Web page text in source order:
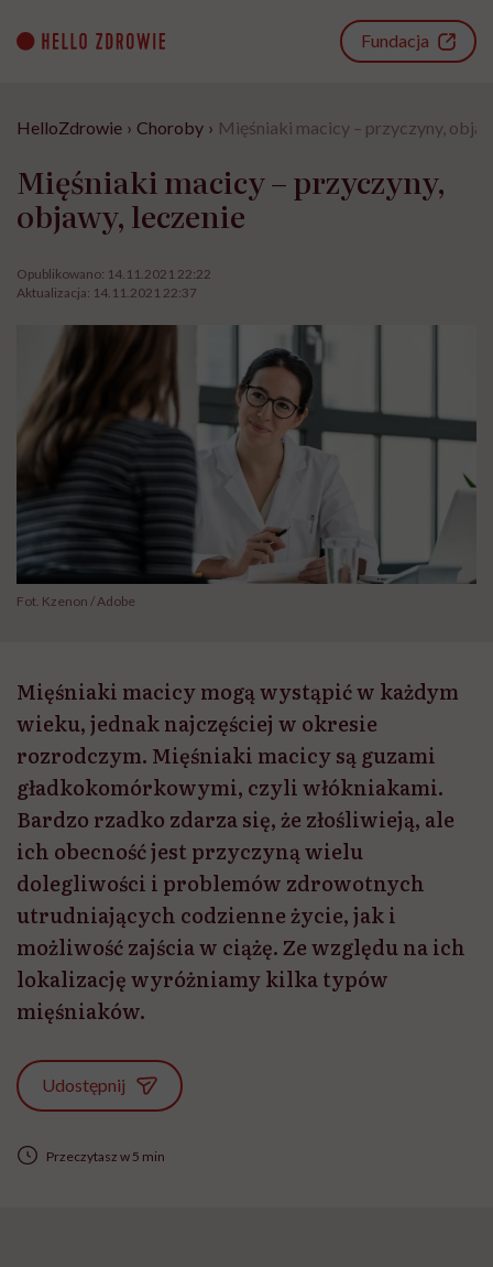
content
Fundacja
HelloZdrowie › Choroby › Mięśniaki macicy – przyczyny,
Mięśniaki macicy – przyczyny,
objawy, leczenie
Opublikowano: 14.11.2021 22:22
Aktualizacja: 14.11.2021 22:37
Fot. Kzenon / Adobe
Mięśniaki macicy mogą wystąpić w każdym
wieku, jednak najczęściej w okresie
rozrodczym. Mięśniaki macicy są guzami
gładkokomórkowymi, czyli włókniakami.
Bardzo rzadko zdarza się, że złośliwieją, ale
ich obecność jest przyczyną wielu
dolegliwości i problemów zdrowotnych
utrudniających codzienne życie, jak i
możliwość zajścia w ciążę. Ze względu na ich
lokalizację wyróżniamy kilka typów
mięśniaków.
Udostępnij
Przeczytasz w 5 min